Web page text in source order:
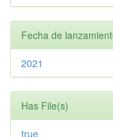
Fecha de
2021
Has File(s)
true